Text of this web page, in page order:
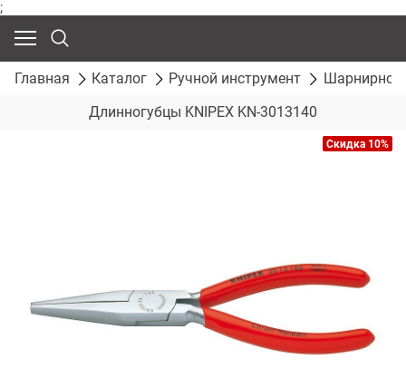
;
Главная Каталог Ручной инструмент
Шарнирно-
Длинногубцы KNIPEX KN-3013140
Скидка 10%